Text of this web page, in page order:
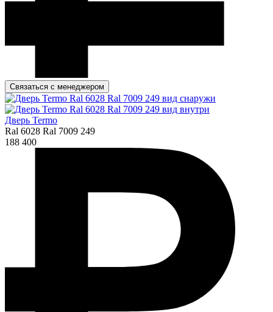
Связаться с менеджером
Дверь Termo
Ral 6028 Ral 7009 249
188 400